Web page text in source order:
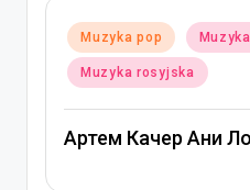
Posted
in
Muzyka pop
Muzyka rosyjska
Артем Качер Ани